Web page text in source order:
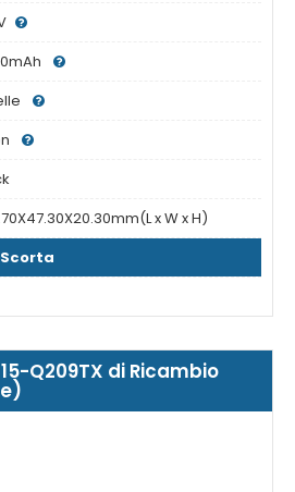
x W x H)
Q209TX di Ricambio